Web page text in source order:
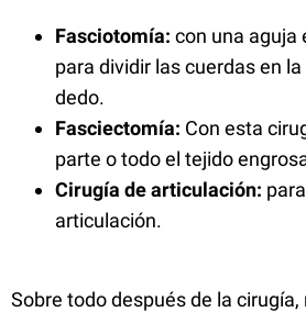
Fasciotomía: con una aguja
para dividir las cuerdas en
dedo.
Fasciectomía: Con esta
parte o todo el tejido
Cirugía de articulación:
articulación.
Sobre todo después de la